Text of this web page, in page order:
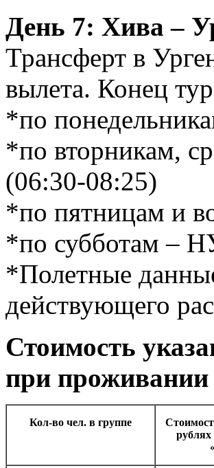
День 7: Хива –
Трансферт в
вылета. Конец
*по
*по вторникам,
(06:30-08:25)
*по пятницам и
*по субботам –
*Полетные
действующего
Стоимость
при проживании
Кол-во чел. в группе
рублях